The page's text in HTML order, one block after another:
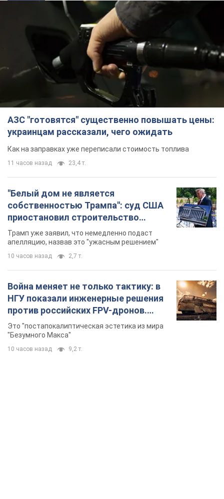
АЗС "готовятся" существенно повышать цены:
украинцам рассказали, чего ожидать
Как на заправках уже переписали стоимость топлива
11 часов назад 23,4 т.
"Белый дом не является
собственностью Трампа": суд США
приостановил строительство
бального зала стоимостью 400 млн
долларов
Трамп уже заявил, что немедленно подаст
апелляцию, назвав это "ужасным решением"
10 часов назад 2,7 т.
Война меняет не только тактику: в
НГУ показали инженерные решения
против российских FPV-дронов.
Фото
Это "постапокалиптическая эстетика из мира
"Безумного Макса"
10 часов назад 9,2 т.